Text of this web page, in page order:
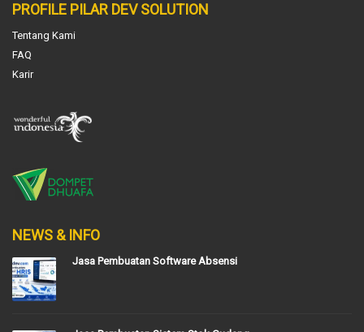
PROFILE PILAR DEV SOLUTION
Tentang Kami
FAQ
Karir
NEWS & INFO
Jasa Pembuatan Software Absensi